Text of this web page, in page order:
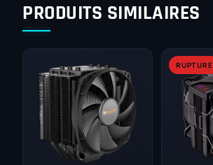
PRODUITS SIMILAIRES
RUPTURE